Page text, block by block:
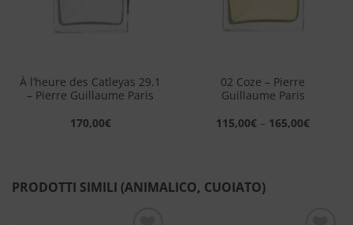
À l’heure des Catleyas 29.1
– Pierre Guillaume Paris
170,00€
02 Coze – Pierre
Guillaume Paris
115,00€ – 165,00€
PRODOTTI SIMILI (ANIMALICO, CUOIATO)